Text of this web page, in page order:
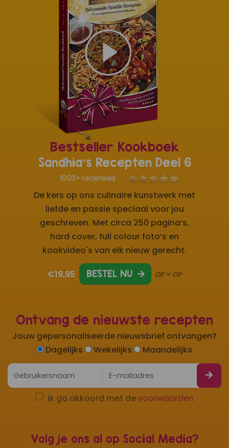
Ontvang de nieuwste recepten
Jouw gepersonaliseerde nieuwsbrief ontvangen?
Dagelijks
Wekelijks Maandelijks
Ik ga akkoord met devoorwaarden
Volg je ons al op Social Media?
Bestseller Kookboek
Sandhia's Recepten Deel 6
1000+ recensies
De kers op ons culinaire kunstwerk met
liefde en passie speciaal voor jou
geschreven. Met circa 250 pagina’s,
hard cover, full colour foto’s en
kookvideo's van elk nieuw gerecht.
€19,95 BESTEL NU OP = OP